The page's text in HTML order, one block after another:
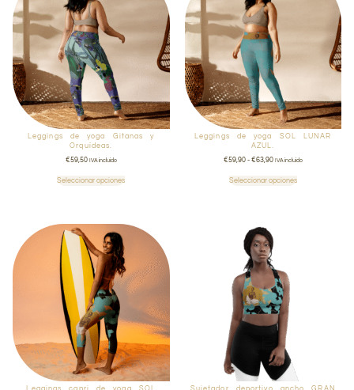
Leggings de yoga Gitanas y
Orquídeas.
€59,50 IVA incluido
Seleccionar opciones
Leggings de yoga SOL LUNAR
AZUL.
€59,90 - €63,90 IVA incluido
Seleccionar opciones